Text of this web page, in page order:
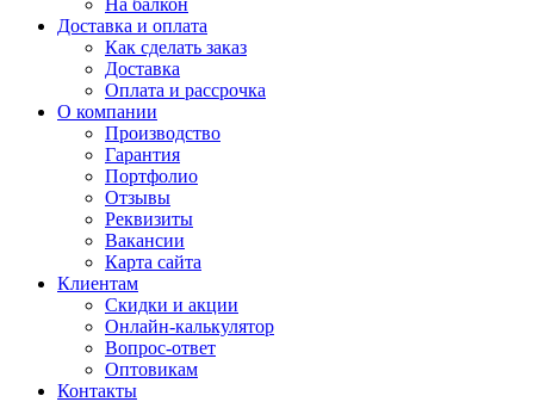
На балкон
Доставка и оплата
Как сделать заказ
Доставка
Оплата и рассрочка
О компании
Производство
Гарантия
Портфолио
Отзывы
Реквизиты
Вакансии
Карта сайта
Клиентам
Скидки и акции
Онлайн-калькулятор
Вопрос-ответ
Оптовикам
Контакты